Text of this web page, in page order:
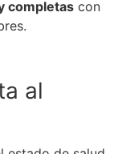
completas con
al